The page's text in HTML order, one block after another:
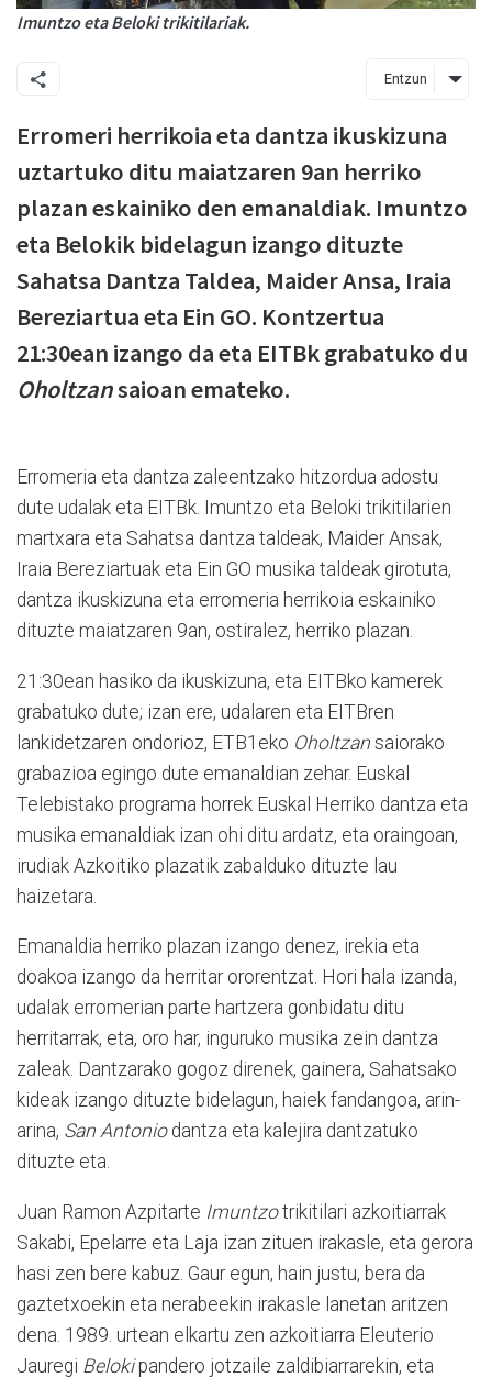
Imuntzo eta Beloki trikitilariak.
Entzun
Erromeri herrikoia eta dantza ikuskizuna
uztartuko ditu maiatzaren 9an herriko
plazan eskainiko den emanaldiak. Imuntzo
eta Belokik bidelagun izango dituzte
Sahatsa Dantza Taldea, Maider Ansa, Iraia
Bereziartua eta Ein GO. Kontzertua
21:30ean izango da eta EITBk grabatuko du
Oholtzansaioan emateko.
Erromeria eta dantza zaleentzako hitzordua adostu
dute udalak eta EITBk. Imuntzo eta Beloki trikitilarien
martxara eta Sahatsa dantza taldeak, Maider Ansak,
Iraia Bereziartuak eta Ein GO musika taldeak girotuta,
dantza ikuskizuna eta erromeria herrikoia eskainiko
dituzte maiatzaren 9an, ostiralez, herriko plazan.
21:30ean hasiko da ikuskizuna, eta EITBko kamerek
grabatuko dute; izan ere, udalaren eta EITBren
lankidetzaren ondorioz, ETB1eko Oholtzan saiorako
grabazioa egingo dute emanaldian zehar. Euskal
Telebistako programa horrek Euskal Herriko dantza eta
musika emanaldiak izan ohi ditu ardatz, eta oraingoan,
irudiak Azkoitiko plazatik zabalduko dituzte lau
haizetara.
Emanaldia herriko plazan izango denez, irekia eta
doakoa izango da herritar ororentzat. Hori hala izanda,
udalak erromerian parte hartzera gonbidatu ditu
herritarrak, eta, oro har, inguruko musika zein dantza
zaleak. Dantzarako gogoz direnek, gainera, Sahatsako
kideak izango dituzte bidelagun, haiek fandangoa, arin-
arina, San Antoniodantza eta kalejira dantzatuko
dituzte eta.
Juan Ramon Azpitarte Imuntzotrikitilari azkoitiarrak
Sakabi, Epelarre eta Laja izan zituen irakasle, eta gerora
hasi zen bere kabuz. Gaur egun, hain justu, bera da
gaztetxoekin eta nerabeekin irakasle lanetan aritzen
dena. 1989. urtean elkartu zen azkoitiarra Eleuterio
Jauregi Belokipandero jotzaile zaldibiarrarekin, eta